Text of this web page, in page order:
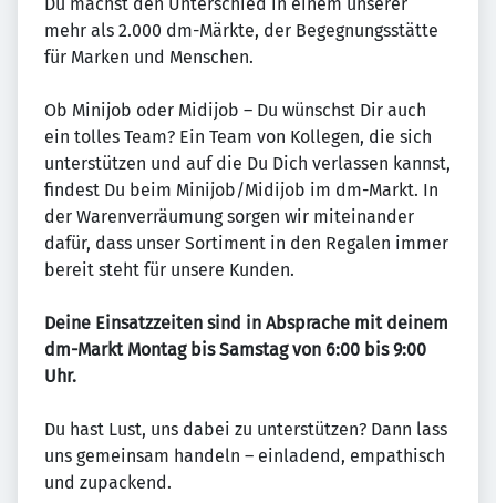
mehr als 2.000 dm-Märkte, der Begegnungsstätte
für Marken und Menschen.
Ob Minijob oder Midijob – Du wünschst Dir auch
ein tolles Team? Ein Team von Kollegen, die sich
unterstützen und auf die Du Dich verlassen kannst,
findest Du beim Minijob/Midijob im dm-Markt. In
der Warenverräumung sorgen wir miteinander
dafür, dass unser Sortiment in den Regalen immer
bereit steht für unsere Kunden.
Deine Einsatzzeiten sind in Absprache mit deinem
dm-Markt Montag bis Samstag von 6:00 bis 9:00
Uhr.
Du hast Lust, uns dabei zu unterstützen? Dann lass
uns gemeinsam handeln – einladend, empathisch
und zupackend.